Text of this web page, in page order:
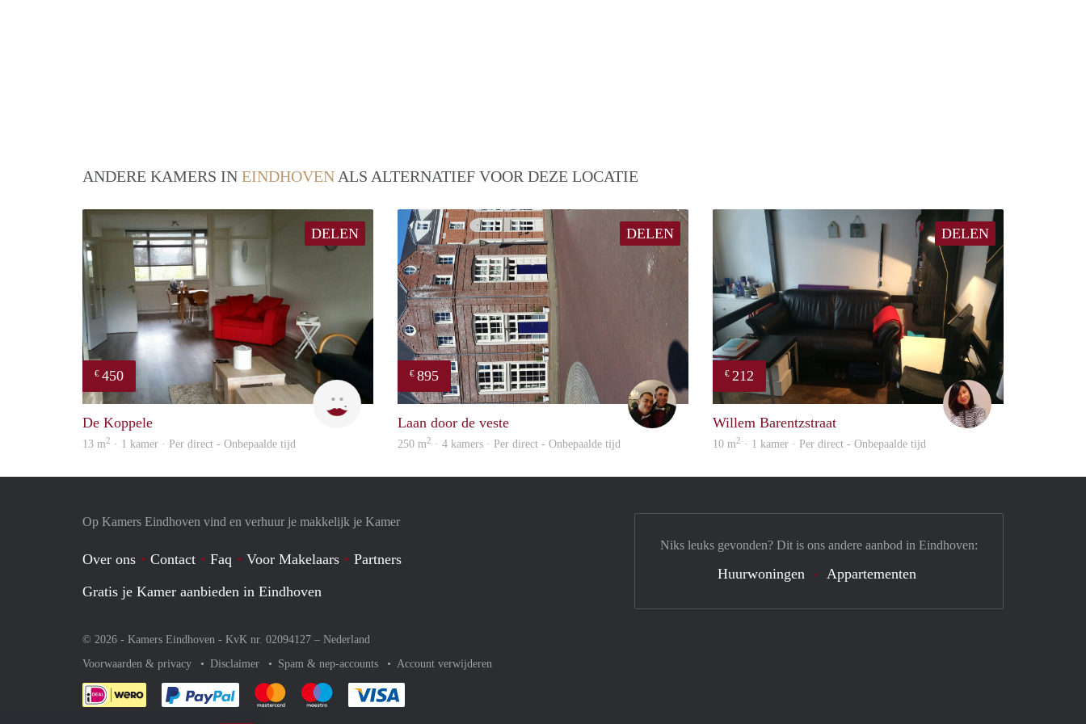
ANDERE KAMERS IN EINDHOVEN ALS ALTERNATIEF VOOR DEZE LOCATIE
DELEN
€ 450
De Koppele
13 m2 · 1 kamer · Per direct - Onbepaalde tijd
DELEN
€ 895
Adam
Laan door de veste
250 m2 · 4 kamers · Per direct - Onbepaalde tijd
DELEN
€ 212
Chayenne
Willem Barentzstraat
10 m2 · 1 kamer · Per direct - Onbepaalde tijd
Op Kamers Eindhoven vind en verhuur je makkelijk je Kamer
Over ons Contact Faq Voor Makelaars
Partners
Gratis je Kamer aanbieden in Eindhoven
© 2026 - Kamers Eindhoven - KvK nr. 02094127 – Nederland
Voorwaarden & privacy
Disclaimer Spam & nep-accounts Account verwijderen
Je rekent gemakkelijk af met Paypal
Je rekent gemakkelijk af met Mastercard
Je rekent gemakkelijk af met Meastro
Niks leuks gevonden? Dit is ons andere aanbod in Eindhoven:
Huurwoningen Appartementen